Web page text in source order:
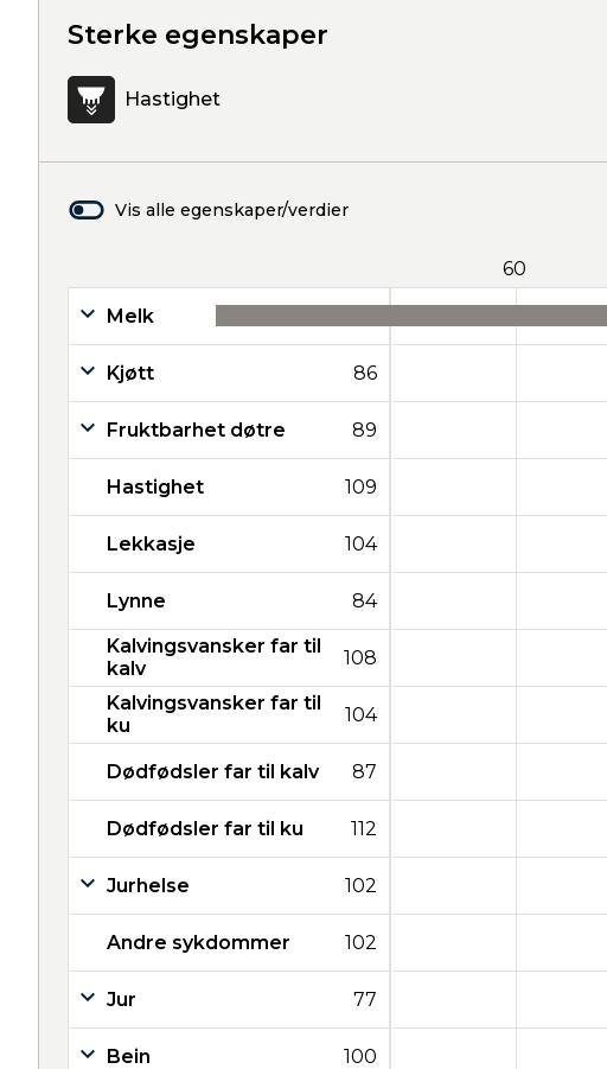
Sterke egenskaper
Hastighet
Vis alle egenskaper/verdier
60
Melk
Kjøtt 86
Fruktbarhet døtre 89
Hastighet 109
Lekkasje 104
Lynne 84
Kalvingsvansker far til
kalv
108
Kalvingsvansker far til
ku
104
Dødfødsler far til kalv 87
Dødfødsler far til ku 112
Jurhelse 102
Andre sykdommer 102
Jur 77
Bein 100